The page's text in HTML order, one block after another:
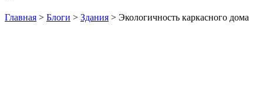
Главная > Блоги > Здания > Экологичность каркасного дома